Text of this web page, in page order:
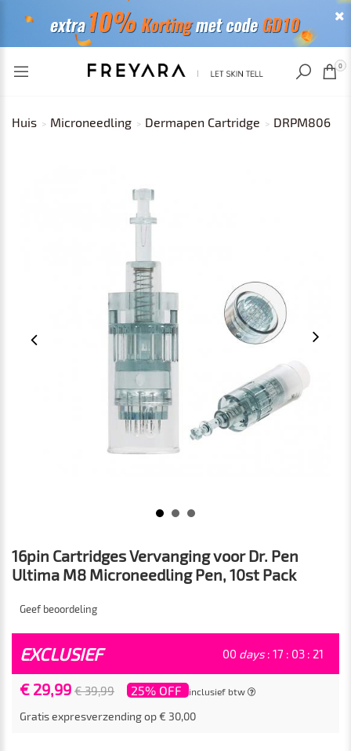
RECENT BEKEKEN 0
Huis Microneedling Dermapen Cartridge DRPM806
16pin Cartridges Vervanging voor Dr. Pen
Ultima M8 Microneedling Pen, 10st Pack
Geef beoordeling
EXCLUSIEF 00 days: 17 03 20
€ 29,99 € 39,99 25% OFF inclusief btw
Gratis expresverzending op € 30,00